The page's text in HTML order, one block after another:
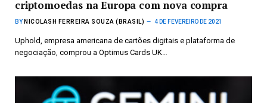
criptomoedas na Europa com nova compra
BY NICOLASH FERREIRA SOUZA (BRASIL) 4 DE FEVEREIRO DE 2021
Uphold, empresa americana de cartões digitais e plataforma de
negociação, comprou a Optimus Cards UK…